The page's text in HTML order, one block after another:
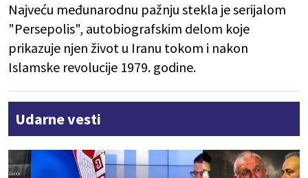
Najveću međunarodnu pažnju stekla je serijalom
"Persepolis", autobiografskim delom koje
prikazuje njen život u Iranu tokom i nakon
Islamske revolucije 1979. godine.
Udarne vesti